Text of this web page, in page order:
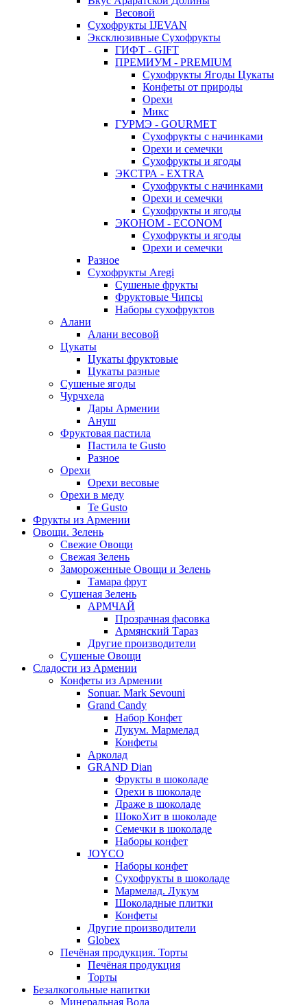
Весовой
Сухофрукты IJEVAN
Эксклюзивные Сухофрукты
ГИФТ - GIFT
ПРЕМИУМ - PREMIUM
Сухофрукты Ягоды Цукаты
Конфеты от природы
Орехи
Микс
ГУРМЭ - GOURMET
Сухофрукты с начинками
Орехи и семечки
Сухофрукты и ягоды
ЭКСТРА - EXTRA
Сухофрукты с начинками
Орехи и семечки
Сухофрукты и ягоды
ЭКОНОМ - ECONOM
Сухофрукты и ягоды
Орехи и семечки
Разное
Сухофрукты Aregi
Сушеные фрукты
Фруктовые Чипсы
Наборы сухофруктов
Алани
Алани весовой
Цукаты
Цукаты фруктовые
Цукаты разные
Сушеные ягоды
Чурчхела
Дары Армении
Ануш
Фруктовая пастила
Пастила te Gusto
Разное
Орехи
Орехи весовые
Орехи в меду
Te Gusto
Фрукты из Армении
Овощи. Зелень
Свежие Овощи
Свежая Зелень
Замороженные Овощи и Зелень
Тамара фрут
Сушеная Зелень
АРМЧАЙ
Прозрачная фасовка
Армянский Тараз
Другие производители
Сушеные Овощи
Сладости из Армении
Конфеты из Армении
Sonuar. Mark Sevouni
Grand Candy
Набор Конфет
Лукум. Мармелад
Конфеты
Арколад
GRAND Dian
Фрукты в шоколаде
Орехи в шоколаде
Драже в шоколаде
ШокоХит в шоколаде
Семечки в шоколаде
Наборы конфет
JOYCO
Наборы конфет
Сухофрукты в шоколаде
Мармелад. Лукум
Шоколадные плитки
Конфеты
Другие производители
Globex
Печёная продукция. Торты
Печёная продукция
Торты
Безалкогольные напитки
Минеральная Вода